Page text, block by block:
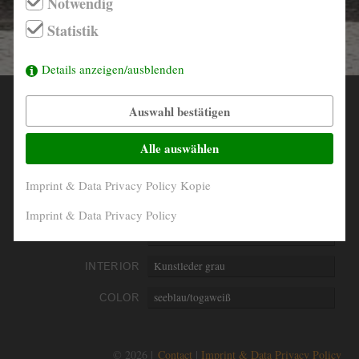
YEAR 1966
00001 Km abgelesen
INTERIOR Kunstleder grau
COLOR seeblau/togaweiß
© 2026 | Contact Imprint & Data Privacy Policy
Statistik
Details anzeigen/ausblenden
Auswahl bestätigen
Alle auswählen
Imprint & Data Privacy Policy Kopie
Imprint & Data Privacy Policy